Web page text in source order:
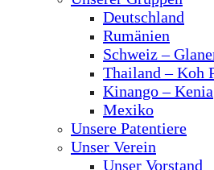
Deutschland
Rumänien
Schweiz –
Thailand – Koh
Kinango – Kenia
Mexiko
Unsere Patentiere
Unser Verein
Unser Vorstand